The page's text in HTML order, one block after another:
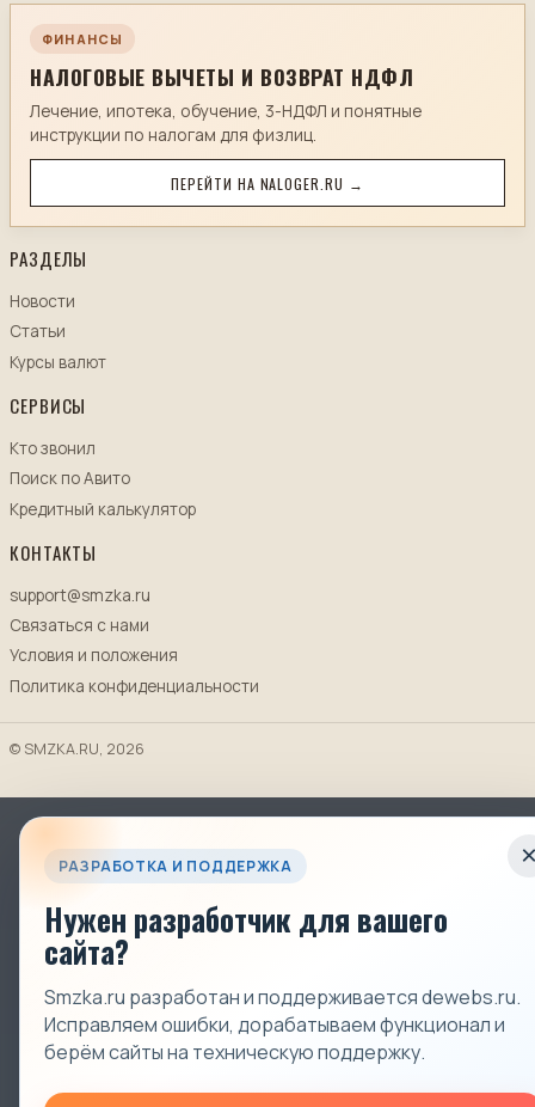
ФИНАНСЫ
НАЛОГОВЫЕ ВЫЧЕТЫ И ВОЗВРАТ НДФЛ
Лечение, ипотека, обучение, 3-НДФЛ и понятные
инструкции по налогам для физлиц.
ПЕРЕЙТИ НА NALOGER.RU →
РАЗДЕЛЫ
Новости
Статьи
Курсы валют
СЕРВИСЫ
Кто звонил
Поиск по Авито
Кредитный калькулятор
КОНТАКТЫ
support@smzka.ru
Связаться с нами
Условия и положения
Политика конфиденциальности
© SMZKA.RU, 2026
РАЗРАБОТКА И ПОДДЕРЖКА
Нужен разработчик для вашего
сайта?
Smzka.ru разработан и поддерживается dewebs.ru.
Исправляем ошибки, дорабатываем функционал и
берём сайты на техническую поддержку.